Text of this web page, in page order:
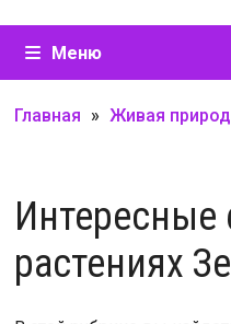
Меню
Главная » Живая
Интересные
растениях